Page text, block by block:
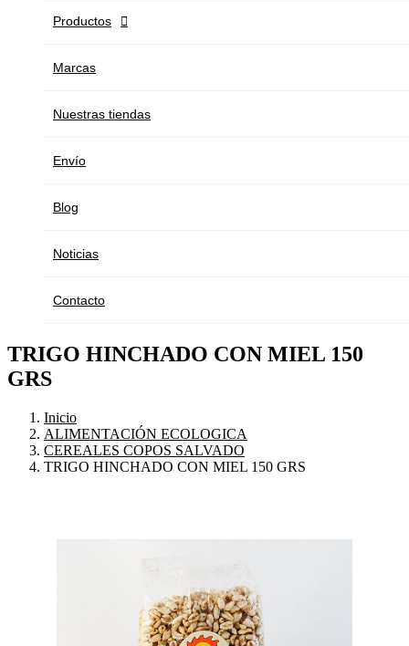
Productos 
Marcas
Nuestras tiendas
Envío
Blog
Noticias
Contacto
TRIGO HINCHADO CON MIEL 150
GRS
Inicio
ALIMENTACIÓN ECOLOGICA
CEREALES COPOS SALVADO
TRIGO HINCHADO CON MIEL 150 GRS